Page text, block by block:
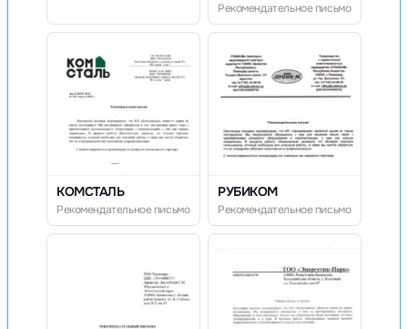
Рекомендательное письмо
КОМСТАЛЬ
Рекомендательное письмо
РУБИКОМ
Рекомендательное письмо